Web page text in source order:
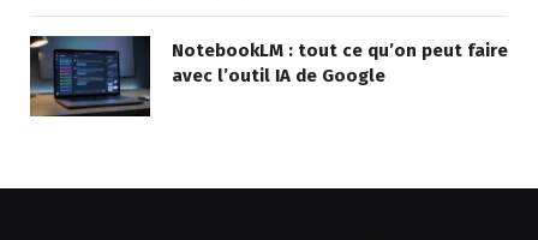
NotebookLM : tout ce qu’on peut faire
avec l’outil IA de Google